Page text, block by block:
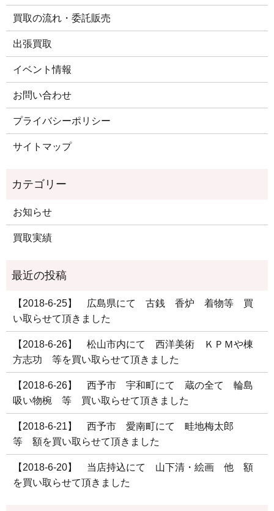
買取の流れ・委託販売
出張買取
イベント情報
お問い合わせ
プライバシーポリシー
サイトマップ
お知らせ
買取実績
【2018-6-25】 広島県にて 古銭 香炉 着物等 買
い取らせて頂きました
【2018-6-26】 松山市内にて 西洋美術 ＫＰＭや棟
方志功 等を買い取らせて頂きました
【2018-6-26】 西予市 宇和町にて 蔵の全て 輪島
吸い物椀 等 買い取らせて頂きました
【2018-6-21】 西予市 愛南町にて 畦地梅太郎
等 額を買い取らせて頂きました
【2018-6-20】 当店持込にて 山下清・絵画 他 額
を買い取らせて頂きました